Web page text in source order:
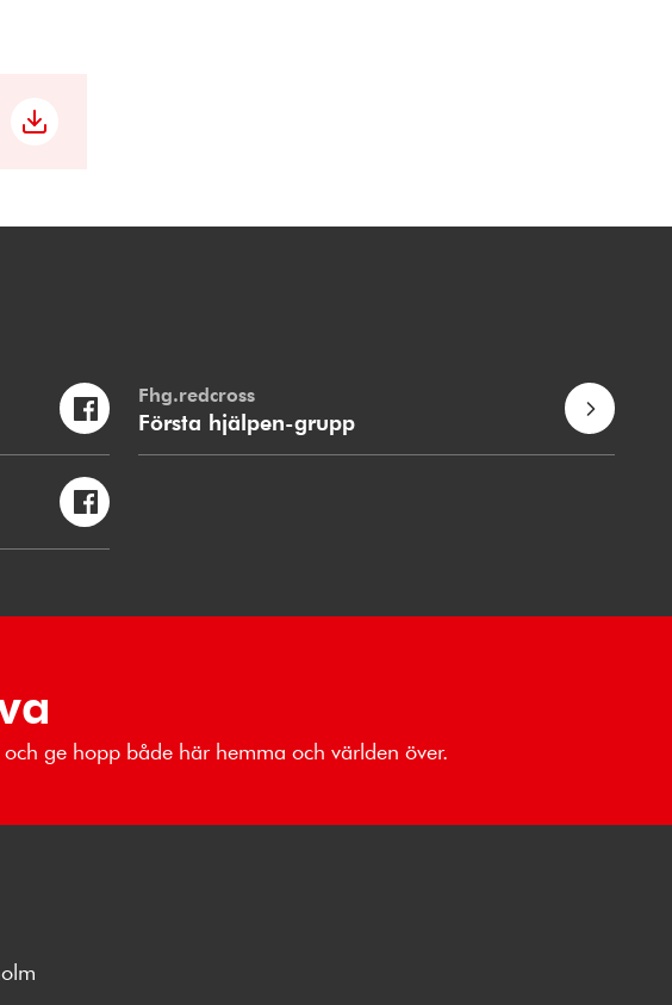
Fhg.redcross
Första hjälpen-grupp
ge hopp både här hemma och världen över.